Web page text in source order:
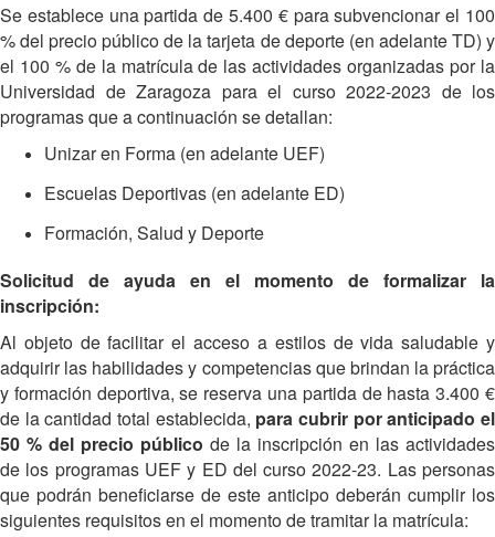
Se establece una partida de 5.400 € para subvencionar el 100
% del precio público de la tarjeta de deporte (en adelante TD) y
el 100 % de la matrícula de las actividades organizadas por la
Universidad de Zaragoza para el curso 2022-2023 de los
programas que a continuación se detallan:
Unizar en Forma (en adelante UEF)
Escuelas Deportivas (en adelante ED)
Formación, Salud y Deporte
Solicitud de ayuda en el momento de formalizar la
inscripción:
Al objeto de facilitar el acceso a estilos de vida saludable y
adquirir las habilidades y competencias que brindan la práctica
y formación deportiva, se reserva una partida de hasta 3.400 €
de la cantidad total establecida, para cubrir por anticipado el
50 % del precio público de la inscripción en las actividades
de los programas UEF y ED del curso 2022-23. Las personas
que podrán beneficiarse de este anticipo deberán cumplir los
siguientes requisitos en el momento de tramitar la matrícula: